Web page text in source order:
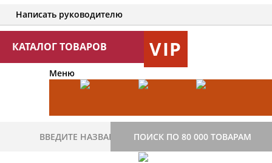
Написать руководителю
КАТАЛОГ ТОВАРОВ VIP
Меню
ПОИСК ПО 80 000 ТОВАРАМ